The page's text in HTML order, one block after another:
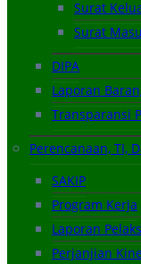
Surat
Surat
DIPA
Laporan
Transparansi
Perencanaan, TI,
SAKIP
Program Kerja
Laporan
Perjanjian